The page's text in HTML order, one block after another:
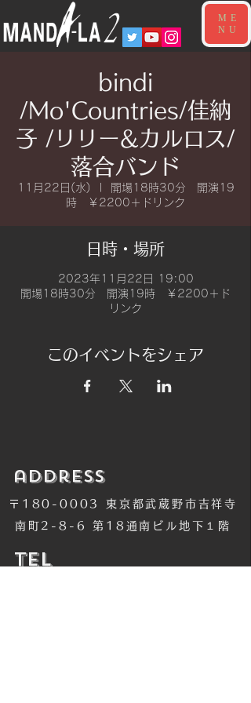
ME
NU
bindi
/Mo'Countries/佳納
子 /リリー&カルロス/
落合バンド
11月22日(水)
開場18時30分 開演19
時 ￥2200＋ドリンク
日時・場所
2023年11月22日 19:00
開場18時30分 開演19時 ￥2200＋ド
リンク
このイベントをシェア
​address
〒180-0003 東京都武蔵野市吉祥寺
南町2-8-6 第18通南ビル地下１階
​TEL